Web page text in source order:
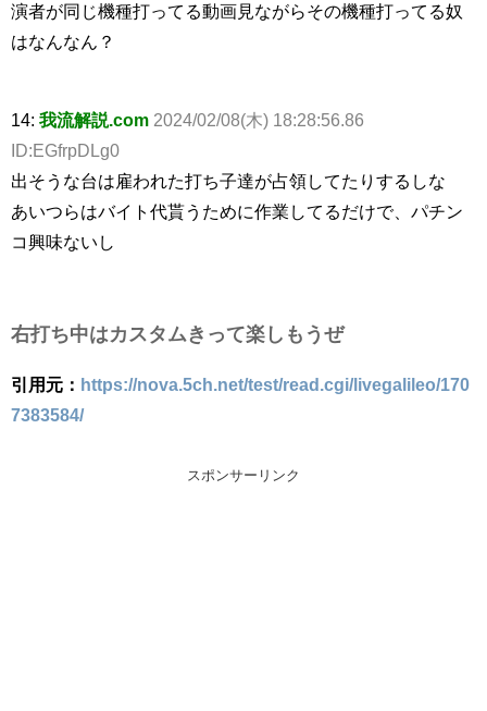
演者が同じ機種打ってる動画見ながらその機種打ってる奴
はなんなん？
14: 我流解説.com 2024/02/08(木) 18:28:56.86
ID:EGfrpDLg0
出そうな台は雇われた打ち子達が占領してたりするしな
あいつらはバイト代貰うために作業してるだけで、パチン
コ興味ないし
右打ち中はカスタムきって楽しもうぜ
引用元： https://nova.5ch.net/test/read.cgi/livegalileo/170
7383584/
スポンサーリンク